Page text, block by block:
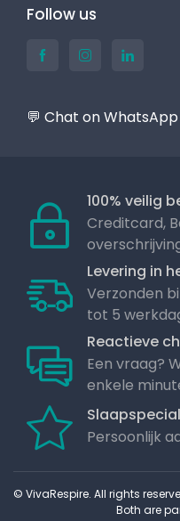
Follow us
💬 Chat on WhatsApp
100% veilig
Creditcard,
Levering in
Verzonden
tot 5
Reactieve
Een vraag?
enkele
Persoonlijk
© VivaRespire. All rights
Both are